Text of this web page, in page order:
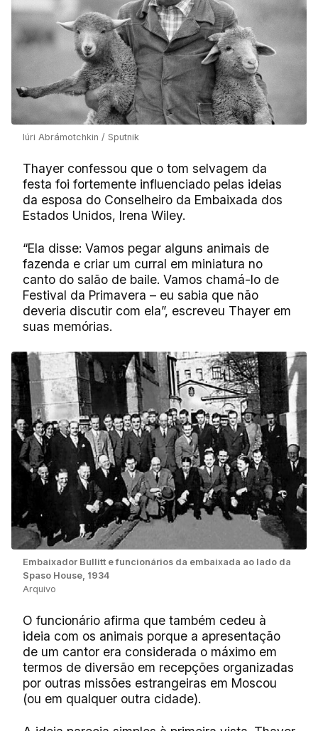
Iúri Abrámotchkin / Sputnik
Thayer confessou que o tom selvagem da
festa foi fortemente influenciado pelas ideias
da esposa do Conselheiro da Embaixada dos
Estados Unidos, Irena Wiley.
“Ela disse: Vamos pegar alguns animais de
fazenda e criar um curral em miniatura no
canto do salão de baile. Vamos chamá-lo de
Festival da Primavera – eu sabia que não
deveria discutir com ela”, escreveu Thayer em
suas memórias.
Embaixador Bullitt e funcionários da embaixada ao lado da
Spaso House, 1934
Arquivo
O funcionário afirma que também cedeu à
ideia com os animais porque a apresentação
de um cantor era considerada o máximo em
termos de diversão em recepções organizadas
por outras missões estrangeiras em Moscou
(ou em qualquer outra cidade).